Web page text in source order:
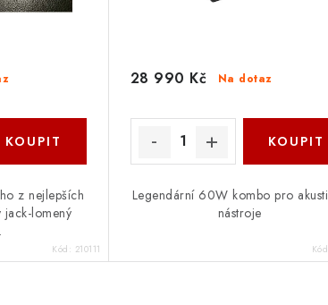
z nejlepších
jack-lomený
Kód: 210111
Na dotaz
28 990 Kč
Legendární 60W kombo pro
nástroje